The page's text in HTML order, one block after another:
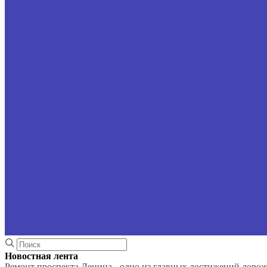
Новостная лента